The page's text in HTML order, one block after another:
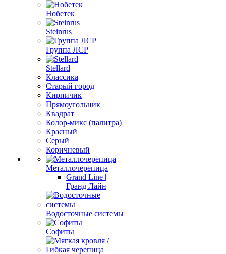
Нобетек
Steinrus
Группа ЛСР
Stellard
Классика
Старый город
Кирпичик
Прямоугольник
Квадрат
Колор-микс (палитра)
Красный
Серый
Коричневый
Металлочерепица
Grand Line |
Гранд Лайн
Водосточные системы
Софиты